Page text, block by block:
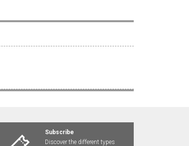
Subscribe
Discover the different types